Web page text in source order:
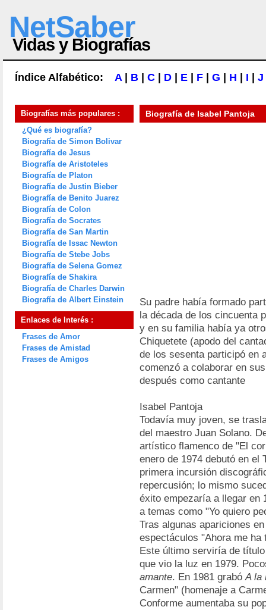
NetSaber
Vidas y Biografías
Índice Alfabético: A| B C D E F G H I J
Biografías más populares :
¿Qué es biografía?
Biografía de Simon Bolivar
Biografía de Jesus
Biografía de Aristoteles
Biografía de Platon
Biografía de Justin Bieber
Biografía de Benito Juarez
Biografía de Colon
Biografía de Socrates
Biografía de San Martin
Biografía de Issac Newton
Biografía de Stebe Jobs
Biografía de Selena Gomez
Biografía de Shakira
Biografía de Charles Darwin
Biografía de Albert Einstein
Enlaces de Interés :
Frases de Amor
Frases de Amistad
Frases de Amigos
Biografía de Isabel Pantoja
Su padre había formado
la década de los cincuenta
y en su familia había ya
Chiquetete (apodo del
de los sesenta participó en
comenzó a colaborar en
después como cantante
Isabel Pantoja
Todavía muy joven, se
del maestro Juan Solano.
artístico flamenco de "El
enero de 1974 debutó en el
primera incursión
repercusión; lo mismo
éxito empezaría a llegar en
a temas como "Yo quiero
Tras algunas apariciones
espectáculos "Ahora me
Este último serviría de
que vio la luz en 1979.
amante. En 1981 grabóA la
Carmen" (homenaje a
Conforme aumentaba su